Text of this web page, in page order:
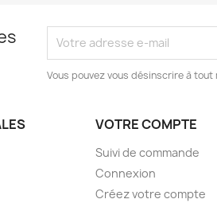
Vous pouvez vous désinscrire à tout
VOTRE COMPTE
Suivi de commande
Connexion
Créez votre compte